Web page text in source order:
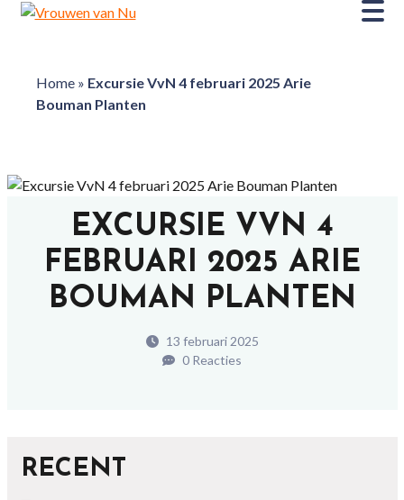
Home» Excursie VvN 4 februari 2025 Arie
Bouman Planten
EXCURSIE VVN 4
FEBRUARI 2025 ARIE
BOUMAN PLANTEN
13 februari 2025
0 Reacties
RECENT